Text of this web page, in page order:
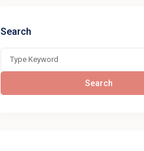
Search
Search